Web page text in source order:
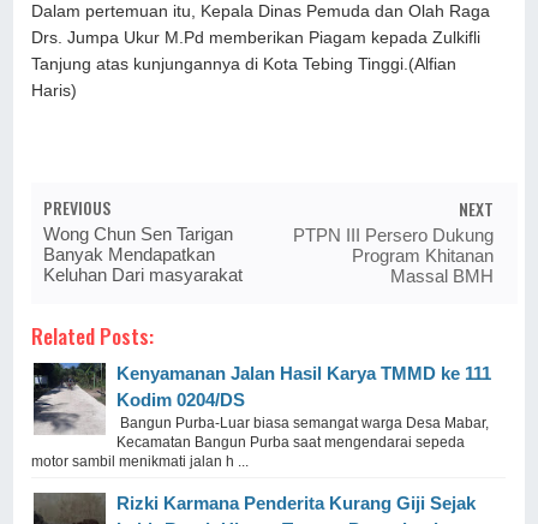
Dalam pertemuan itu, Kepala Dinas Pemuda dan Olah Raga
Drs. Jumpa Ukur M.Pd memberikan Piagam kepada Zulkifli
Tanjung atas kunjungannya di Kota Tebing Tinggi.(Alfian
Haris)
PREVIOUS
Wong Chun Sen Tarigan
Banyak Mendapatkan
Keluhan Dari masyarakat
NEXT
PTPN III Persero Dukung
Program Khitanan
Massal BMH
Related Posts:
Kenyamanan Jalan Hasil Karya TMMD ke 111
Kodim 0204/DS
Bangun Purba-Luar biasa semangat warga Desa Mabar,
Kecamatan Bangun Purba saat mengendarai sepeda
motor sambil menikmati jalan h ...
Rizki Karmana Penderita Kurang Giji Sejak